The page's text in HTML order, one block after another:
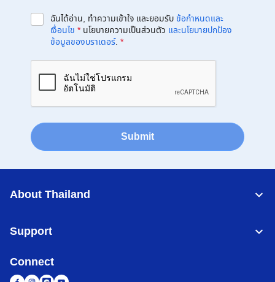
ฉันได้อ่าน, ทำความเข้าใจ และยอมรับข้อกำหนดและ
เงื่อนไข * นโยบายความเป็นส่วนตัว และนโยบายปกป้อง
ข้อมูลของบราเดอร์. *
Submit
About Thailand
Support
Connect